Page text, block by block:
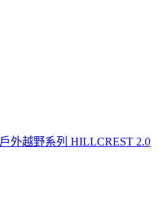
外越野系列 HILLCREST 2.0